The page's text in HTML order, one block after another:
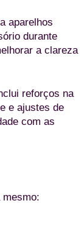
aparelhos
durante
a clareza
reforços na
e ajustes de
com as